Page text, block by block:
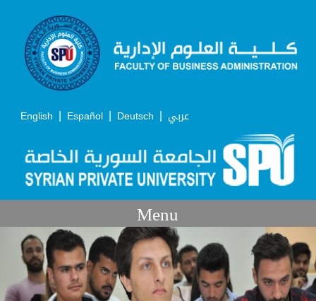
English | Español | Deutsch | عربي
Menu